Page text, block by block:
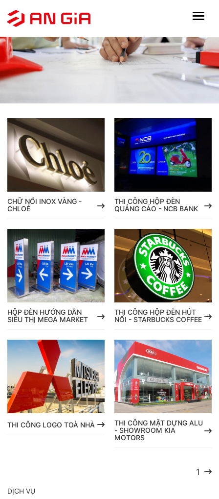
CHỮ NỔI INOX VÀNG -
CHLOÉ
THI CÔNG HỘP ĐÈN
QUẢNG CÁO - NCB BANK
HỘP ĐÈN HƯỚNG DẪN
SIÊU THỊ MEGA MARKET
THI CÔNG HỘP ĐÈN HÚT
NỔI - STARBUCKS COFFEE
THI CÔNG LOGO TOÀ NHÀ
THI CÔNG MẶT DỰNG ALU
- SHOWROOM KIA
MOTORS
1
DỊCH VỤ